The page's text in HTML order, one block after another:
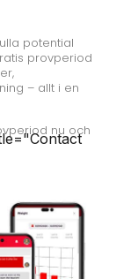
potential
provperiod
– allt i en
nu och